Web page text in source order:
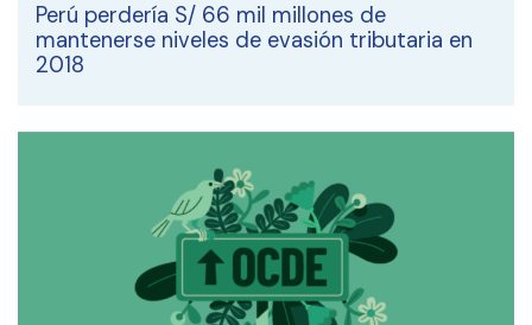
Perú perdería S/ 66 mil millones de
mantenerse niveles de evasión tributaria en
2018